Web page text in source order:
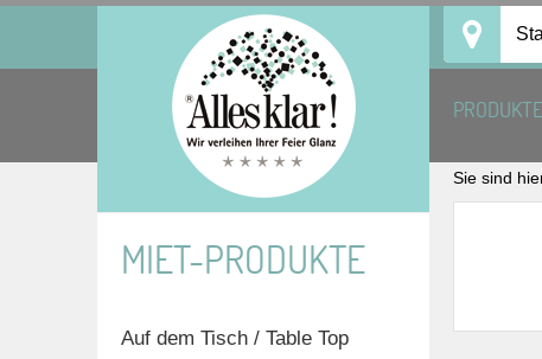
PRODUKTE
Sie sind
MIET-PRODUKTE
Auf dem Tisch / Table Top